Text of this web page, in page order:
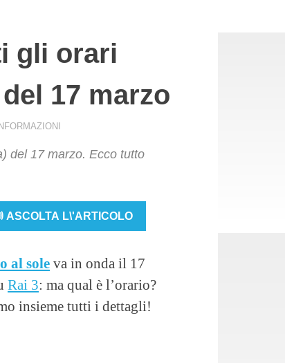
gli orari
17 marzo
INFORMAZIONI
del 17 marzo. Ecco tutto
ASCOLTA L\'ARTICOLO
al sole va in onda il 17
Rai 3: ma qual è l’orario?
insieme tutti i dettagli!